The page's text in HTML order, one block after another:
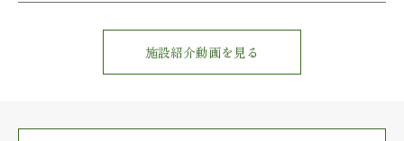
施設紹介動画を見る